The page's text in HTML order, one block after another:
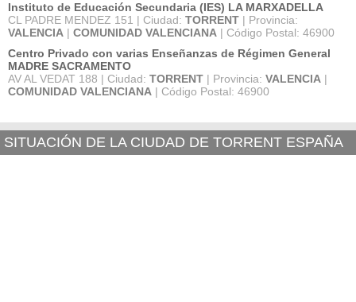
Instituto de Educación Secundaria (IES) LA MARXADELLA
CL PADRE MENDEZ 151 | Ciudad: TORRENT | Provincia:
VALENCIA | COMUNIDAD VALENCIANA | Código Postal: 46900
Centro Privado con varias Enseñanzas de Régimen General
MADRE SACRAMENTO
AV AL VEDAT 188 | Ciudad: TORRENT | Provincia: VALENCIA |
COMUNIDAD VALENCIANA | Código Postal: 46900
SITUACIÓN DE LA CIUDAD DE TORRENT ESPAÑA